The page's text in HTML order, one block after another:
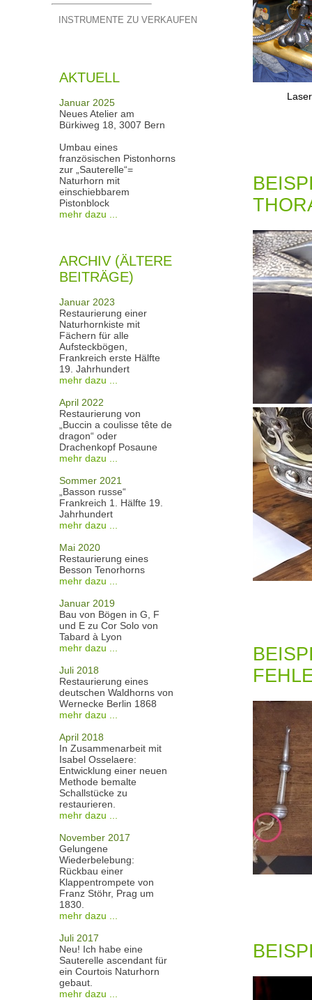
INSTRUMENTE ZU VERKAUFEN
AKTUELL
Januar 2025
Neues Atelier am
Bürkiweg 18, 3007 Bern
Umbau eines
französischen Pistonhorns
zur „Sauterelle“=
Naturhorn mit
einschiebbarem
Pistonblock
mehr dazu ...
ARCHIV (ÄLTERE
BEITRÄGE)
Januar 2023
Restaurierung einer
Naturhornkiste mit
Fächern für alle
Aufsteckbögen,
Frankreich erste Hälfte
19. Jahrhundert
mehr dazu ...
April 2022
Restaurierung von
„Buccin a coulisse tête de
dragon“ oder
Drachenkopf Posaune
mehr dazu ...
Sommer 2021
„Basson russe“
Frankreich 1. Hälfte 19.
Jahrhundert
mehr dazu ...
Mai 2020
Restaurierung eines
Besson Tenorhorns
mehr dazu ...
Januar 2019
Bau von Bögen in G, F
und E zu Cor Solo von
Tabard à Lyon
mehr dazu ...
Juli 2018
Restaurierung eines
deutschen Waldhorns von
Wernecke Berlin 1868
mehr dazu ...
April 2018
In Zusammenarbeit mit
Isabel Osselaere:
Entwicklung einer neuen
Methode bemalte
Schallstücke zu
restaurieren.
mehr dazu ...
November 2017
Gelungene
Wiederbelebung:
Rückbau einer
Klappentrompete von
Franz Stöhr, Prag um
1830.
mehr dazu ...
Juli 2017
Neu! Ich habe eine
Sauterelle ascendant für
ein Courtois Naturhorn
gebaut.
mehr dazu ...